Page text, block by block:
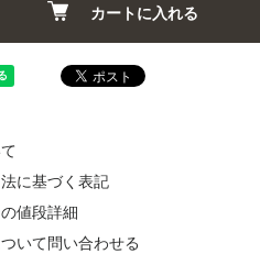
カートに入れる
に基づく表記
値段詳細
いて問い合わせる